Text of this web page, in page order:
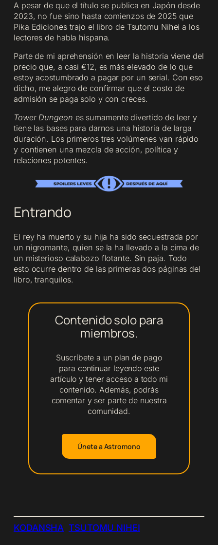
A pesar de que el título se publica en Japón desde
2023, no fue sino hasta comienzos de 2025 que
Pika Ediciones trajo el libro de Tsutomu Nihei a los
lectores de habla hispana.
Parte de mi aprehensión en leer la historia viene del
precio que, a casi €12, es más elevado de lo que
estoy acostumbrado a pagar por un serial. Con eso
dicho, me alegro de confirmar que el costo de
admisión se paga solo y con creces.
Tower Dungeon es sumamente divertido de leer y
tiene las bases para darnos una historia de larga
duración. Los primeros tres volúmenes van rápido
y contienen una mezcla de acción, política y
relaciones potentes.
Entrando
El rey ha muerto y su hija ha sido secuestrada por
un nigromante, quien se la ha llevado a la cima de
un misterioso calabozo flotante. Sin paja. Todo
esto ocurre dentro de las primeras dos páginas del
libro, tranquilos.
Contenido solo para
miembros.
Suscríbete a un plan de pago
para continuar leyendo este
artículo y tener acceso a todo mi
contenido. Además, podrás
comentar y ser parte de nuestra
comunidad.
Únete a Astromono
KODANSHA TSUTOMU NIHEI